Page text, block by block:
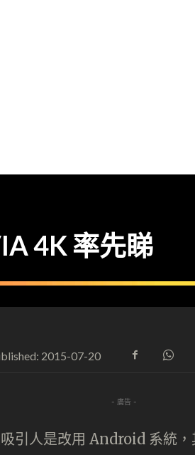
4K 率先睇
2015-07-20
- 廣告 -
引人是改用 Android 系統